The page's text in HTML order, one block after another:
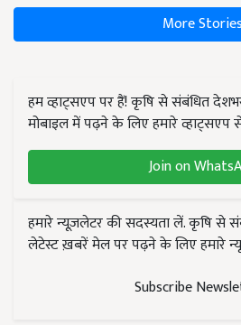
More Stories
हम व्हाट्सएप पर हैं! कृषि से संबंधित
मोबाइल में पढ़ने के लिए हमारे व्हाट्सएप
Join on
हमारे न्यूज़लेटर की सदस्यता लें. कृषि से
लेटेस्ट ख़बरें मेल पर पढ़ने के लिए हमारे
Subscribe